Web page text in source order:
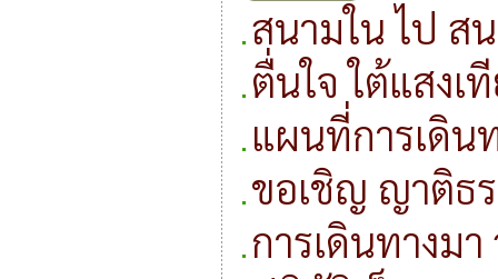
สนามใน ไป ส
ตื่นใจ ใต้แสงเ
แผนที่การเดิน
ขอเชิญ ญาติธ
การเดินทางม